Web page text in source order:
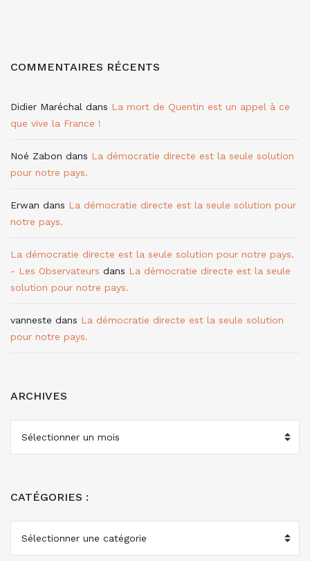
COMMENTAIRES RÉCENTS
Didier Maréchal dans La mort de Quentin est un appel à ce
que vive la France !
Noé Zabon dans La démocratie directe est la seule solution
pour notre pays.
Erwan dans La démocratie directe est la seule solution pour
notre pays.
La démocratie directe est la seule solution pour notre pays.
- Les Observateurs dans La démocratie directe est la seule
solution pour notre pays.
vanneste dans La démocratie directe est la seule solution
pour notre pays.
ARCHIVES
ARCHIVES
CATÉGORIES :
CATÉGORIES